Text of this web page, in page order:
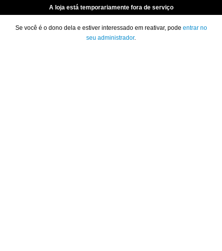
A loja está temporariamente fora de serviço
Se você é o dono dela e estiver interessado em reativar, pode entrar no
seu administrador.